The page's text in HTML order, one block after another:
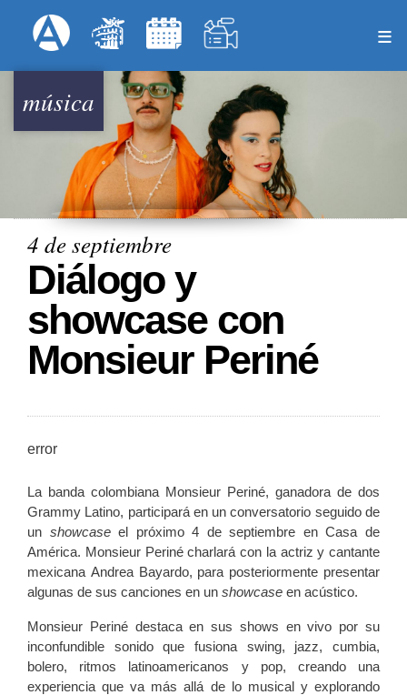
al
Menú Superior
música
4 de septiembre
Diálogo y
showcase con
Monsieur Periné
error
La banda colombiana Monsieur Periné, ganadora de dos
Grammy Latino, participará en un conversatorio seguido de
un showcaseel próximo 4 de septiembre en Casa de
América. Monsieur Periné charlará con la actriz y cantante
mexicana Andrea Bayardo, para posteriormente presentar
algunas de sus canciones en un showcase en acústico.
Monsieur Periné destaca en sus shows en vivo por su
inconfundible sonido que fusiona swing, jazz, cumbia,
bolero, ritmos latinoamericanos y pop, creando una
experiencia que va más allá de lo musical y explorando